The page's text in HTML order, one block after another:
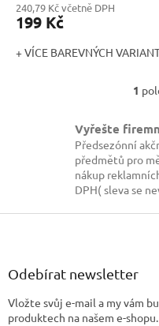
240,79 Kč včetně DPH
199 Kč
+ VÍCE BAREVNÝCH
1
Vyřešte
Předsezónní
předmětů pro
nákup
DPH( sleva se
Odebírat newsletter
Vložte svůj e-mail a my vám
produktech na našem e-shopu.